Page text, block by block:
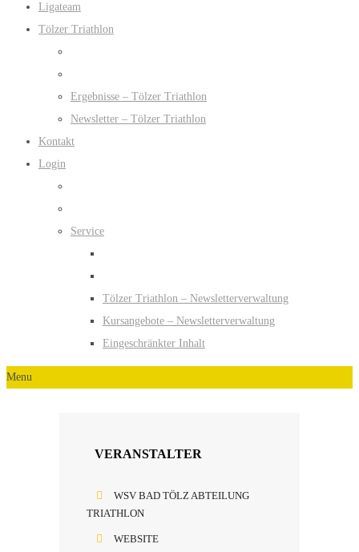
Ligateam
Tölzer Triathlon
Ergebnisse – Tölzer Triathlon
Newsletter – Tölzer Triathlon
Kontakt
Login
Service
Tölzer Triathlon – Newsletterverwaltung
Kursangebote – Newsletterverwaltung
Eingeschränkter Inhalt
Menu
VERANSTALTER
WSV BAD TÖLZ ABTEILUNG
TRIATHLON
WEBSITE